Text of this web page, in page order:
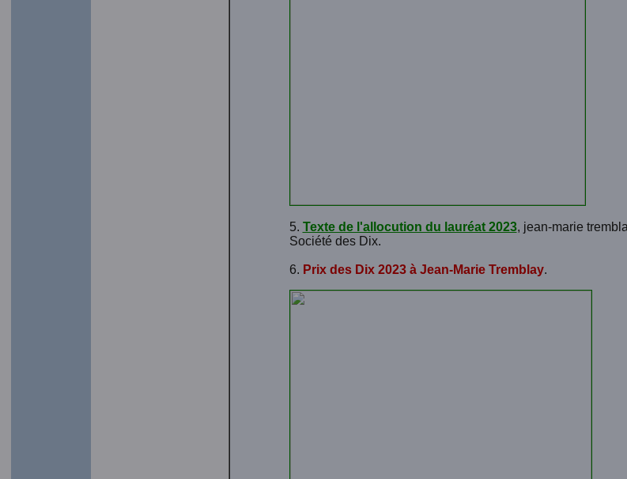
5. Texte de l'allocution du lauréat 2023, jean-marie
Société des Dix.
6. Prix des Dix 2023 à Jean-Marie Tremblay.